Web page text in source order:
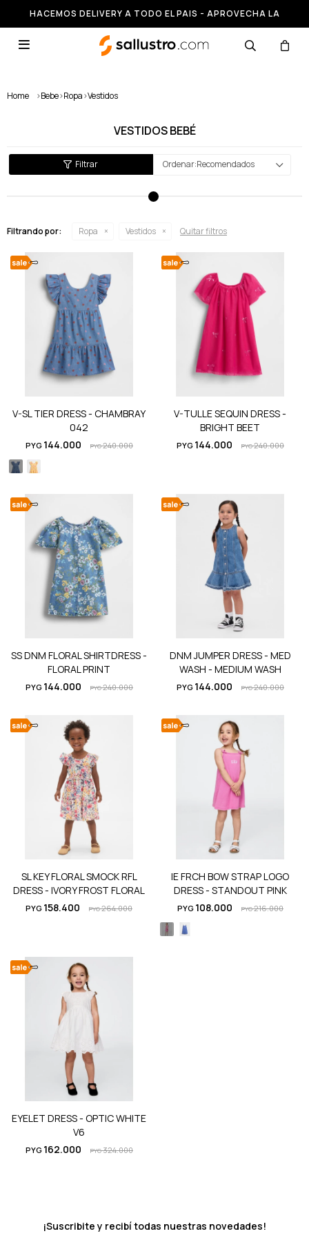
HACEMOS DELIVERY A TODO EL PAIS - APROVECHA LA
RUNNING HASTA 50% OFF

Home >Bebe>Ropa>Vestidos
VESTIDOS BEBÉ
Recomendados
Filtrando por: Ropa Vestidos Quitar filtros
V-SL TIER DRESS - CHAMBRAY
042
PYG 144.000 PYG240.000
V-TULLE SEQUIN DRESS -
BRIGHT BEET
PYG 144.000 PYG240.000
SS DNM FLORAL SHIRTDRESS -
FLORAL PRINT
PYG 144.000 PYG240.000
DNM JUMPER DRESS - MED
WASH - MEDIUM WASH
PYG 144.000 PYG240.000
SL KEY FLORAL SMOCK RFL
DRESS - IVORY FROST FLORAL
PYG 158.400 PYG264.000
IE FRCH BOW STRAP LOGO
DRESS - STANDOUT PINK
PYG 108.000 PYG216.000
EYELET DRESS - OPTIC WHITE
V6
PYG 162.000 PYG324.000
¡Suscribite y recibí todas nuestras novedades!